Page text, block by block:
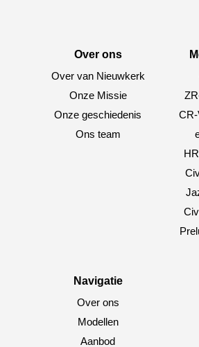
Over ons
Over van Nieuwkerk
Onze Missie
Onze geschiedenis
Ons team
Navigatie
Over ons
Modellen
Aanbod